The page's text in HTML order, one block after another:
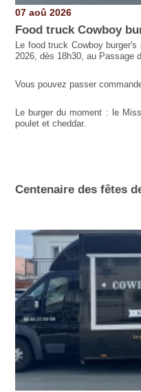
07 aoû 2026
Food truck Cowboy
Le food truck Cowboy
2026, dès 18h30, au Passage
Vous pouvez passer
Le burger du moment : le
poulet et cheddar.
Centenaire des fêtes